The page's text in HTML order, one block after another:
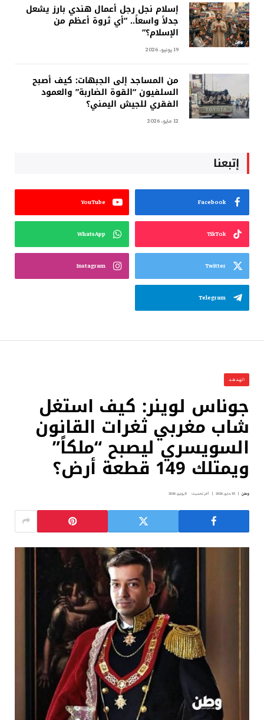
إسلام نجل رجل أعمال هندي بارز يشعل
جدلاً واسعاً.. “أي ثروة أعظم من
الإسلام؟”
19 يونيو، 2026
من المساجد إلى الجبهات: كيف أصبح
السلفيون “القوة الضاربة” والعمود
الفقري للجيش اليمني؟
12 مايو، 2026
إتبعنا
Facebook
YouTube
TikTok
WhatsApp
Twitter
Instagram
Telegram
الهدهد
جوناس لوينر: كيف استغل
شاب مغربي ثغرات القانون
السويسري ليصبح “ملكاً”
ويمتلك 149 قطعة أرض؟
وطن 15 مايو، 2026 آخر تحديث: 5 يوليو، 2026